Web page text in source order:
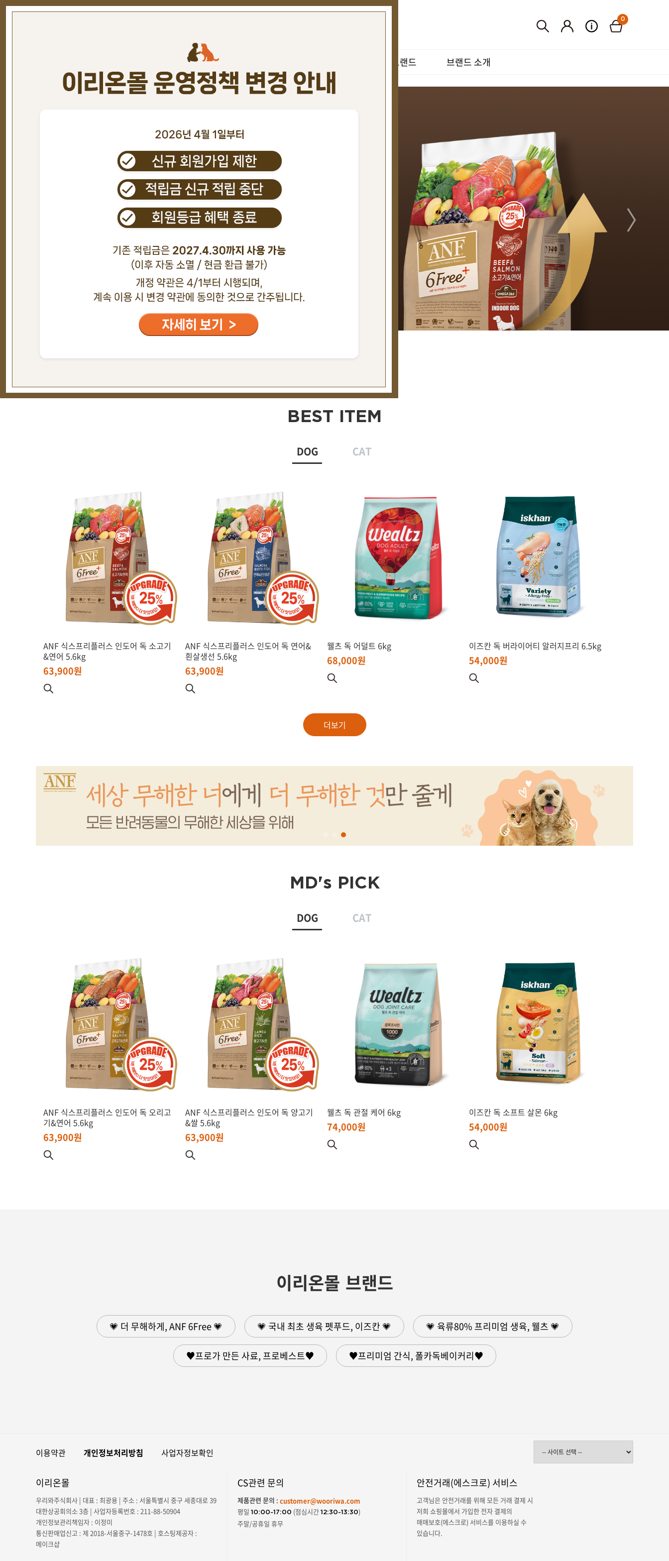
변경 소스
0
NEW 브랜드 브랜드 소개
BEST ITEM
DOG CAT
ANF 식스프리플러스 인도어 독 소고기
&연어 5.6kg
63,900원
ANF 식스프리플러스 인도어 독 연어&
흰살생선 5.6kg
63,900원
웰츠 독 어덜트 6kg
68,000원
이즈칸 독 버라이어티 알러지프리 6.5kg
54,000원
더보기
MD's PICK
DOG CAT
ANF 식스프리플러스 인도어 독 오리고
기&연어 5.6kg
63,900원
ANF 식스프리플러스 인도어 독 양고기
&쌀 5.6kg
63,900원
웰츠 독 관절 케어 6kg
74,000원
이즈칸 독 소프트 살몬 6kg
54,000원
이리온몰 브랜드
💗 더 무해하게, ANF 6Free 💗 💗 국내 최초 생육 펫푸드, 이즈칸 💗 💗 육류80% 프리미엄 생육, 웰츠 💗
♥프로가 만든 사료, 프로베스트♥ ♥프리미엄 간식, 폴카독베이커리♥
이용약관 개인정보처리방침 사업자정보확인
이리온몰
우리와주식회사 | 대표 : 최광용 | 주소 : 서울특별시 중구 세종대로 39
대한상공회의소 3층 | 사업자등록번호 : 211-88-50904
개인정보관리책임자 : 이정미
통신판매업신고 : 제 2018-서울중구-1478호 | 호스팅제공자 :
메이크샵
CS관련 문의
제품관련 문의 : customer@wooriwa.com
평일
10:00~17:00 (점심시간 12:30~13:30)
주말/공휴일 휴무
안전거래(에스크로) 서비스
고객님은 안전거래를 위해 모든 거래 결제 시
저희 쇼핑몰에서 가입한 전자 결제의
매매보호(에스크로) 서비스를 이용하실 수
있습니다.